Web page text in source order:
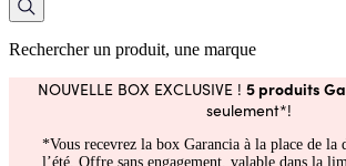
Rechercher un produit, une marque
NOUVELLE BOX EXCLUSIVE ! 5 produits
seulement*!
*Vous recevrez la box Garancia à la place de la
l’été. Offre sans engagement, valable dans la